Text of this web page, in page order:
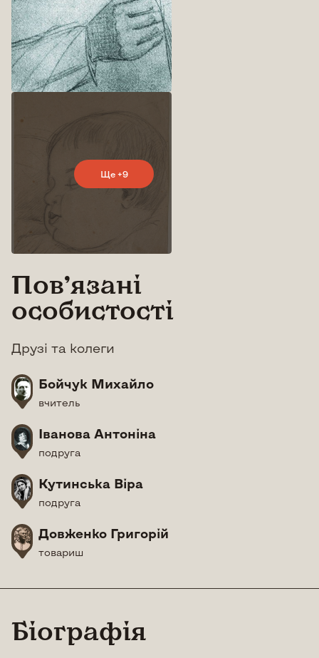
Ще +9
Повʼязані
особистості
Друзі та колеги
Бойчук Михайло
вчитель
Іванова Антоніна
подруга
Кутинська Віра
подруга
Довженко Григорій
товариш
Біографія